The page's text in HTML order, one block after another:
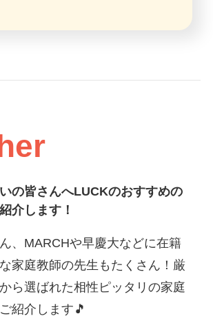
の皆さんへLUCKのおすすめの
介します！
、MARCHや早慶大などに在籍
家庭教師の先生もたくさん！厳
ら選ばれた相性ピッタリの家庭
紹介します🎵